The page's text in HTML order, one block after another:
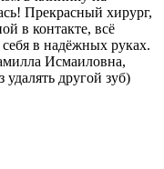
Прекрасный хирург,
в контакте, всё
себя в надёжных руках.
Исмаиловна,
другой зуб)